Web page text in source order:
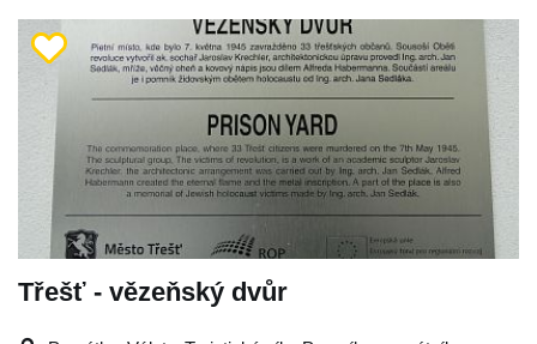
Třešť - vězeňský dvůr